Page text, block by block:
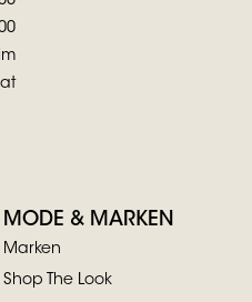
MODE & MARKEN
Marken
Shop The Look